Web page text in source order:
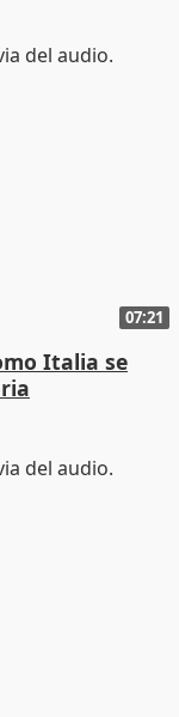
07:21
Italia se